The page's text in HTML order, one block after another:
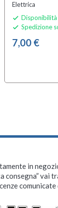
Elettrica

 Spedizione
7,00 €
in
consegna” vai